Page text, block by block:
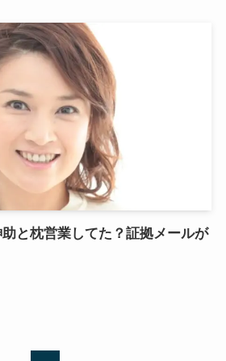
と枕営業してた？証拠メールが